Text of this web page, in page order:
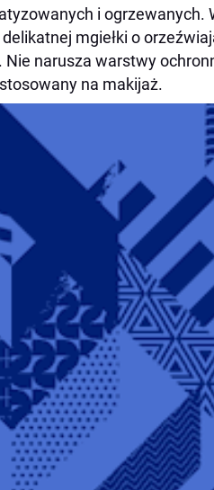
i ogrzewanych.
mgiełki o
narusza warstwy
na makijaż.